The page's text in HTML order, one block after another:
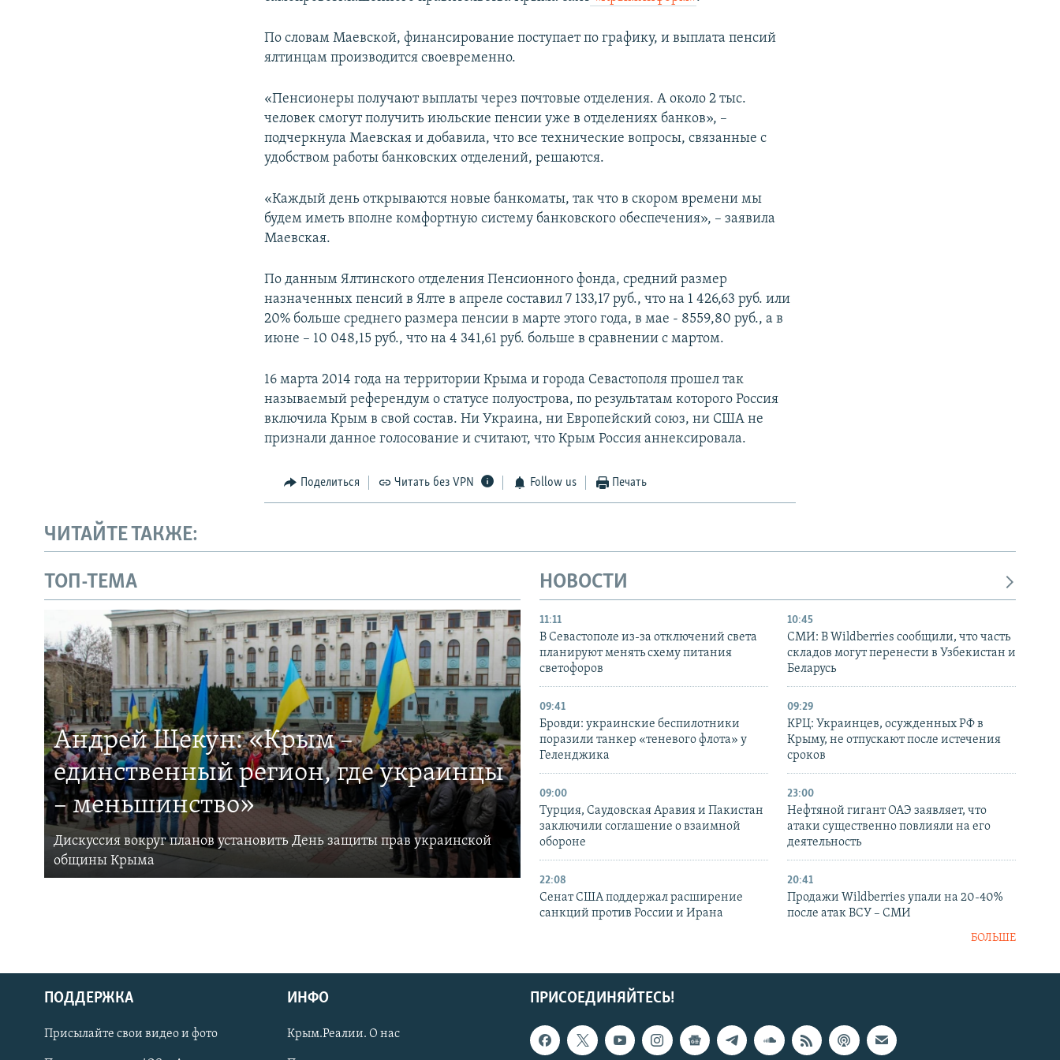
Українською
По словам Маевской, финансирование поступает по графику, и выплата пенсий
ялтинцам производится своевременно.
«Пенсионеры получают выплаты через почтовые отделения. А около 2 тыс.
человек смогут получить июльские пенсии уже в отделениях банков», –
подчеркнула Маевская и добавила, что все технические вопросы, связанные с
удобством работы банковских отделений, решаются.
«Каждый день открываются новые банкоматы, так что в скором времени мы
будем иметь вполне комфортную систему банковского обеспечения», – заявила
Маевская.
По данным Ялтинского отделения Пенсионного фонда, средний размер
назначенных пенсий в Ялте в апреле составил 7 133,17 руб., что на 1 426,63 руб. или
20% больше среднего размера пенсии в марте этого года, в мае - 8559,80 руб., а в
июне – 10 048,15 руб., что на 4 341,61 руб. больше в сравнении с мартом.
16 марта 2014 года на территории Крыма и города Севастополя прошел так
называемый референдум о статусе полуострова, по результатам которого Россия
включила Крым в свой состав. Ни Украина, ни Европейский союз, ни США не
признали данное голосование и считают, что Крым Россия аннексировала.
Поделиться Читать без VPN Follow us Печать
ЧИТАЙТЕ ТАКЖЕ:
ТОП-ТЕМА
Андрей Щекун: «Крым –
единственный регион, где украинцы
– меньшинство»
Дискуссия вокруг планов установить День защиты прав украинской
общины Крыма
НОВОСТИ
11:11
В Севастополе из-за отключений света
планируют менять схему питания
светофоров
10:45
СМИ: В Wildberries сообщили, что часть
складов могут перенести в Узбекистан и
Беларусь
09:41
Бровди: украинские беспилотники
поразили танкер «теневого флота» у
Геленджика
09:29
КРЦ: Украинцев, осужденных РФ в
Крыму, не отпускают после истечения
сроков
09:00
Турция, Саудовская Аравия и Пакистан
заключили соглашение о взаимной
обороне
23:00
Нефтяной гигант ОАЭ заявляет, что
атаки существенно повлияли на его
деятельность
22:08
Сенат США поддержал расширение
санкций против России и Ирана
20:41
Продажи Wildberries упали на 20-40%
после атак ВСУ – СМИ
БОЛЬШЕ
ПРИСОЕДИНЯЙТЕСЬ!
ПОДДЕРЖКА
Присылайте свои видео и фото
ИНФО
Крым.Реалии. О нас